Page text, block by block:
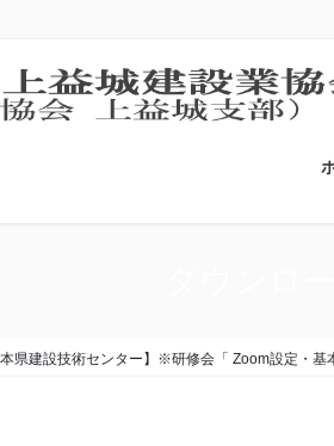
県建設技術センター】※研修会「 Zoom設定・基